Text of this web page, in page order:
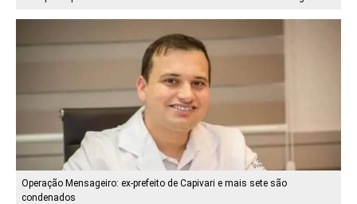
Operação Mensageiro: ex-prefeito de Capivari e mais sete são
condenados